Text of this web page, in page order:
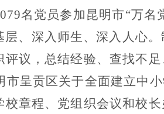
名党员参加昆明市“万名
层、深入师生、深入人心
评议，总结经验、查找不
市呈贡区关于全面建立中
校章程、党组织会议和校